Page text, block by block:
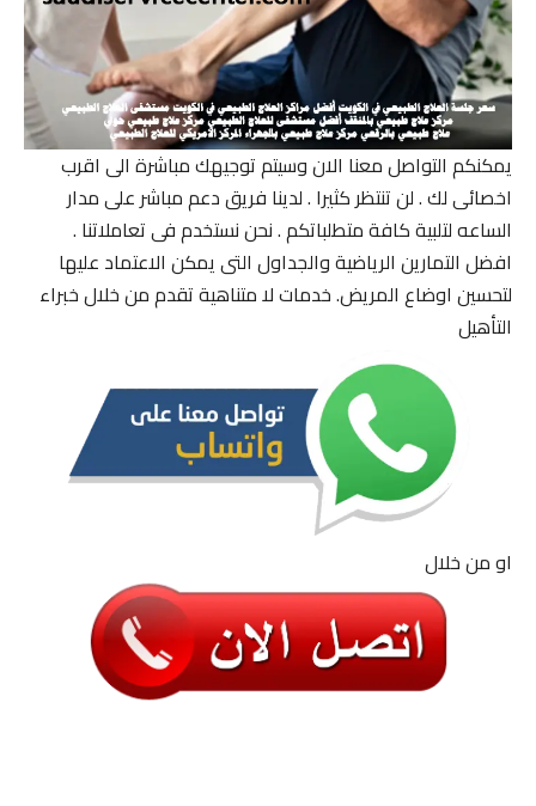
يمكنكم التواصل معنا الان وسيتم توجيهك مباشرة الى اقرب
اخصائى لك . لن تنتظر كثيرا . لدينا فريق دعم مباشر على مدار
الساعه لتلبية كافة متطلباتكم . نحن نستخدم فى تعاملاتنا .
افضل التمارين الرياضية والجداول التى يمكن الاعتماد عليها
لتحسين اوضاع المريض. خدمات لا متناهية تقدم من خلال خبراء
التأهيل
او من خلال